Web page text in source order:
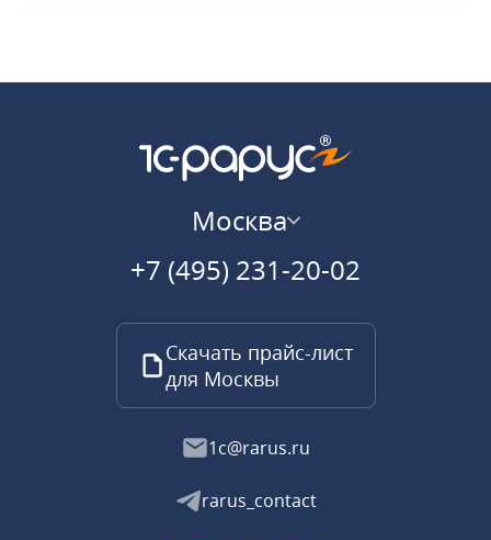
Москва
+7 (495) 231-20-02
Скачать прайс-лист
для Москвы
1c@rarus.ru
rarus_contact